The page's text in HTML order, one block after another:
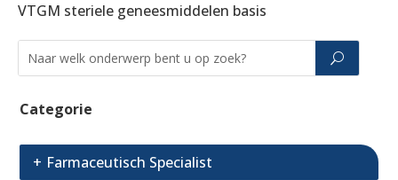
VTGM steriele geneesmiddelen basis
Categorie
Farmaceutisch Specialist